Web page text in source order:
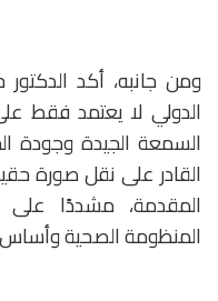
ومن جانبه، أكد
الدولي لا يعتمد فقط
السمعة الجيدة وجودة
القادر على نقل صورة
المقدمة، مشددًا
المنظومة الصحية